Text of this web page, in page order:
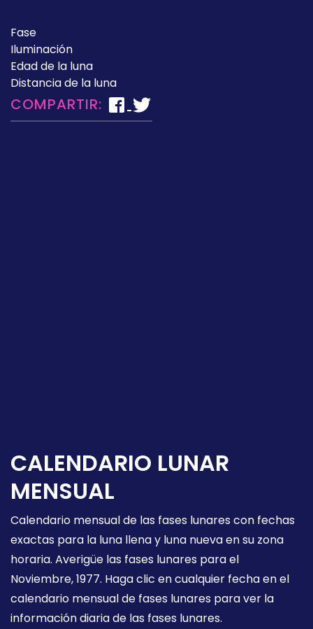
Fase
Iluminación
Edad de la luna
Distancia de la luna
COMPARTIR:
CALENDARIO LUNAR
MENSUAL
Calendario mensual de las fases lunares con fechas
exactas para la luna llena y luna nueva en su zona
horaria. Averigüe las fases lunares para el
Noviembre, 1977. Haga clic en cualquier fecha en el
calendario mensual de fases lunares para ver la
información diaria de las fases lunares.